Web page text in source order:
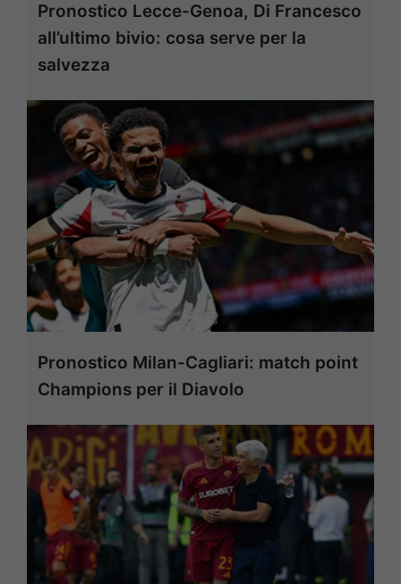
Pronostico Lecce-Genoa, Di Francesco
all’ultimo bivio: cosa serve per la
salvezza
Pronostico Milan-Cagliari: match point
Champions per il Diavolo